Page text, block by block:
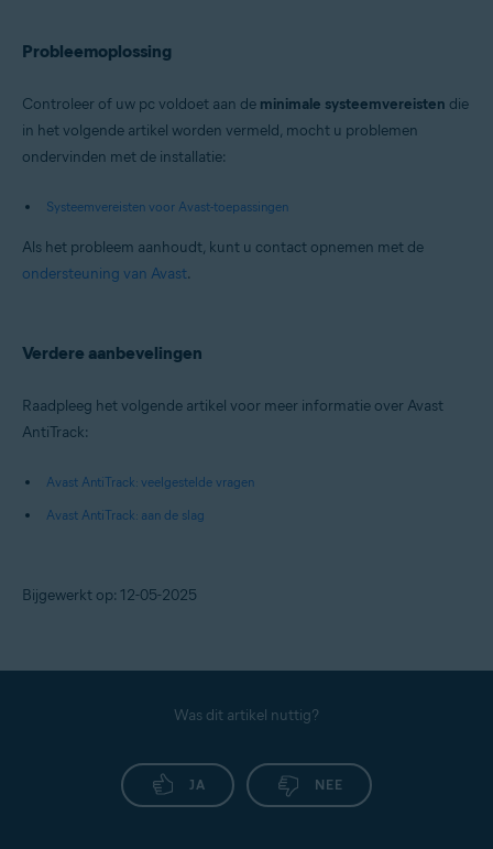
Probleemoplossing
Controleer of uw pc voldoet aan de minimale systeemvereisten die
in het volgende artikel worden vermeld, mocht u problemen
ondervinden met de installatie:
Systeemvereisten voor Avast-toepassingen
Als het probleem aanhoudt, kunt u contact opnemen met de
ondersteuning van Avast.
Verdere aanbevelingen
Raadpleeg het volgende artikel voor meer informatie over Avast
AntiTrack:
Avast AntiTrack: veelgestelde vragen
Avast AntiTrack: aan de slag
Bijgewerkt op: 12-05-2025
Was dit artikel nuttig?
JA NEE